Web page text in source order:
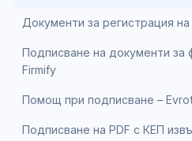
Документи за регистрация
Подписване на документи за
Firmify
Помощ при подписване –
Подписване на PDF с КЕП